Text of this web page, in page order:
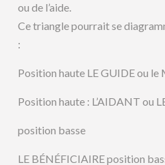
ou de l’aide.
Ce triangle pourrait se
:
Position haute LE GUIDE ou
Position haute : L’AIDANT ou
position basse
LE BÉNÉFICIAIRE position